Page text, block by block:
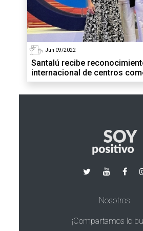
Jun 09/2022
Santalú recibe
internacional de centros
Nosotros
¡Compartamos lo